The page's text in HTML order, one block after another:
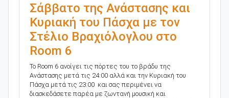
Σάββατο της Ανάστασης και
Κυριακή του Πάσχα με τον
Στέλιο Βραχιόλογλου στο
Room 6
Το Room 6 ανοίγει τις πόρτες του το βράδυ της
Ανάστασης μετά τις 24:00 αλλά και την Κυριακή του
Πάσχα μετά τις 23:00 και σας περιμένει να
διασκεδάσετε παρέα με ζωντανή μουσική και